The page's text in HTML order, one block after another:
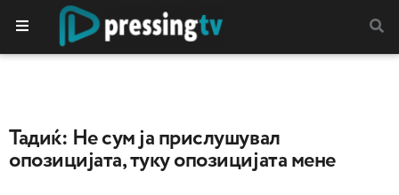
Тадиќ: Не сум ја прислушувал
опозицијата, туку опозицијата мене